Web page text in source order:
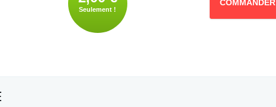
Seulement !
COMMANDER